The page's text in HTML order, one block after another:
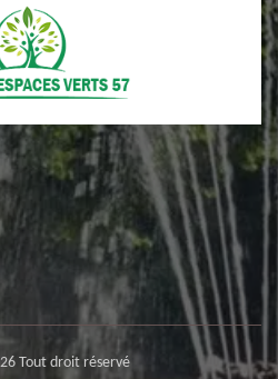
Tout droit réservé